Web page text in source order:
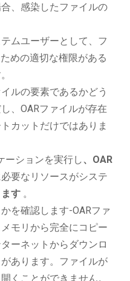
、感染したファイルの
ムユーザーとして、フ
めの適切な権限がある
ルの要素であるかどう
、OARファイルが存在
カットだけではありま
ーションを実行し、OAR
要なリソースがシステ
ます 。
を確認します-OARファ
モリから完全にコピー
ーネットからダウンロ
あります。ファイルが
くことができません。